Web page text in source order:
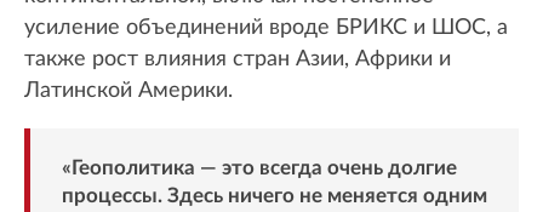
усиление объединений вроде БРИКС и ШОС, а
также рост влияния стран Азии, Африки и
Латинской Америки.
«Геополитика — это всегда очень долгие
процессы. Здесь ничего не меняется одним